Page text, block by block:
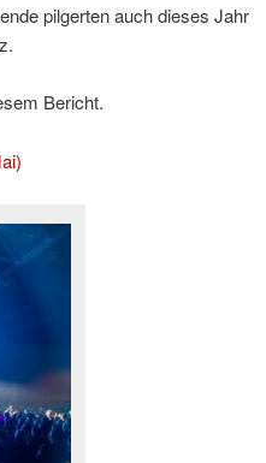
pilgerten auch dieses Jahr
Bericht.